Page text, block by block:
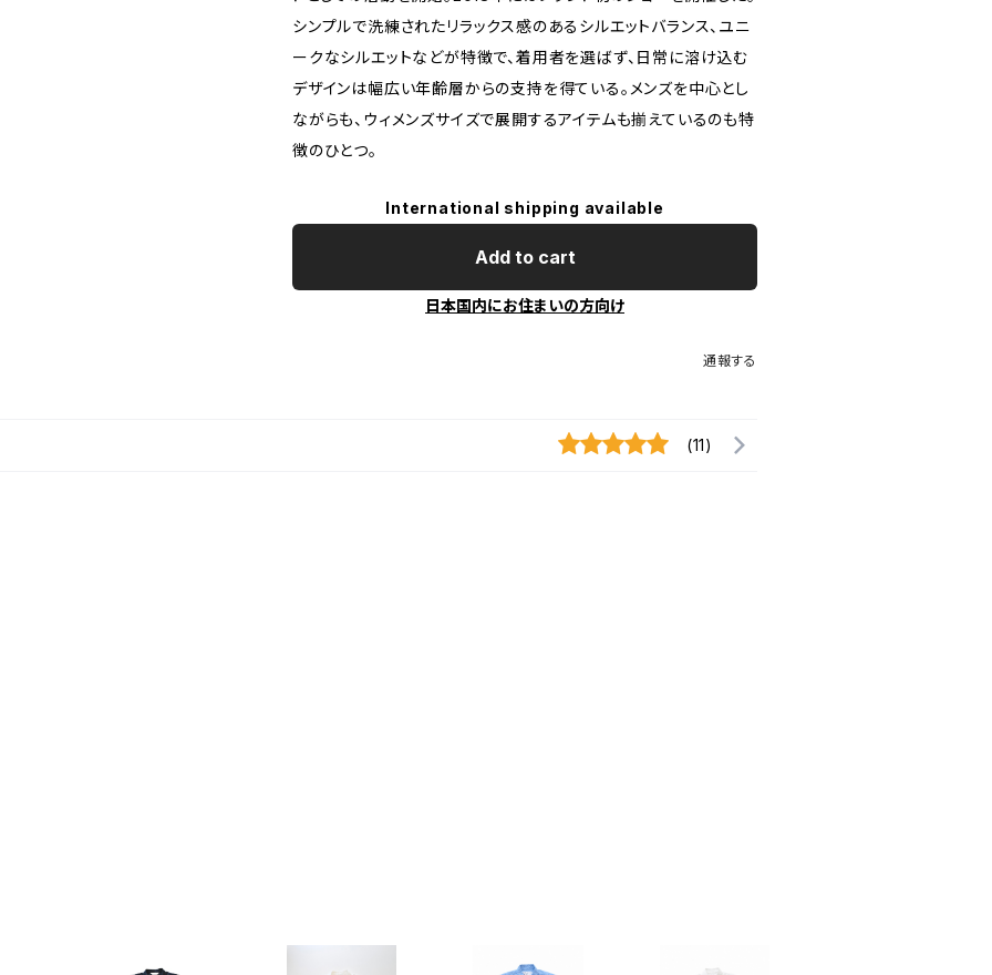
シンプルで洗練されたリラックス感のあるシルエットバランス、ユニ
ークなシルエットなどが特徴で、着用者を選ばず、日常に溶け込む
デザインは幅広い年齢層からの支持を得ている。メンズを中心とし
ながらも、ウィメンズサイズで展開するアイテムも揃えているのも特
徴のひとつ。
International shipping available
Add to cart
日本国内にお住まいの方向け
通報する
(11)